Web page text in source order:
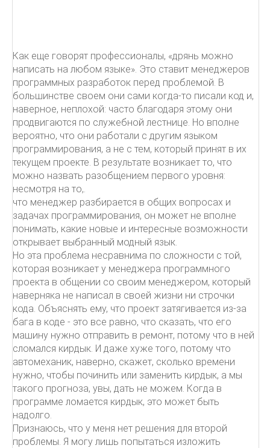
Как еще говорят профессионалы, «дрянь можно
написать на любом языке». Это ставит менеджеров
программных разработок перед проблемой. В
большинстве своем они сами когда-то писали код и,
наверное, неплохой: часто благодаря этому они
продвигаются по служебной лестнице. Но вполне
вероятно, что они работали с другим языком
программирования, а не с тем, который принят в их
текущем проекте. В результате возникает то, что
можно назвать разобщением первого уровня:
несмотря на то,.
что менеджер разбирается в общих вопросах и
задачах программирования, он может не вполне
понимать, какие новые и интересные возможности
открывает выбранный модный язык.
Но эта проблема несравнима по сложности с той,
которая возникает у менеджера программного
проекта в общении со своим менеджером, который
наверняка не написал в своей жизни ни строчки
кода. Объяснять ему, что проект затягивается из-за
бага в коде - это все равно, что сказать, что его
машину нужно отправить в ремонт, потому что в ней
сломался кирдык. И даже хуже того, потому что
автомеханик, наверно, скажет, сколько времени
нужно, чтобы починить или заменить кирдык, а мы
такого прогноза, увы, дать не можем. Когда в
программе ломается кирдык, это может быть
надолго.
Признаюсь, что у меня нет решения для второй
проблемы. Я могу лишь попытаться изложить